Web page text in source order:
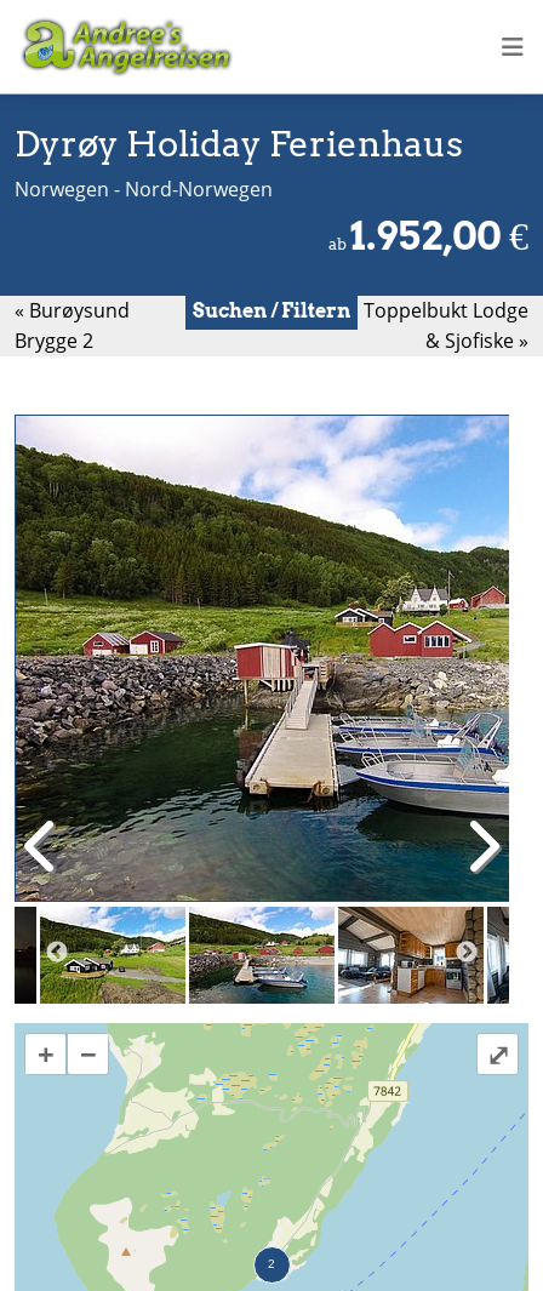
Dyrøy Holiday Ferienhaus
Norwegen - Nord-Norwegen
ab 1.952,00€
« Burøysund
Brygge 2
Suchen / Filtern Toppelbukt Lodge
& Sjofiske »
⤢
+ −